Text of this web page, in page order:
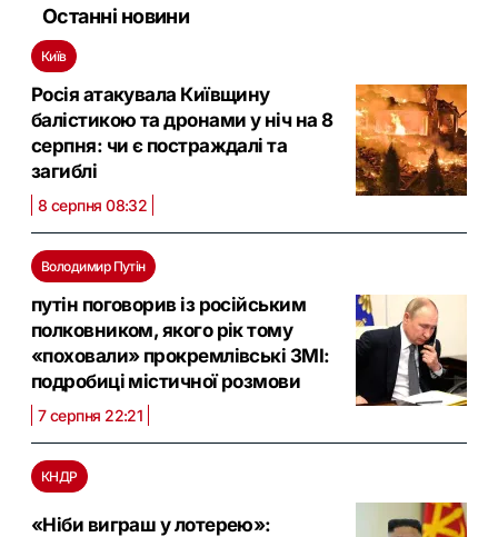
Останні новини
Київ
Росія атакувала Київщину
балістикою та дронами у ніч на 8
серпня: чи є постраждалі та
загиблі
8 серпня 08:32
Володимир Путін
путін поговорив із російським
полковником, якого рік тому
«поховали» прокремлівські ЗМІ:
подробиці містичної розмови
7 серпня 22:21
КНДР
«Ніби виграш у лотерею»: